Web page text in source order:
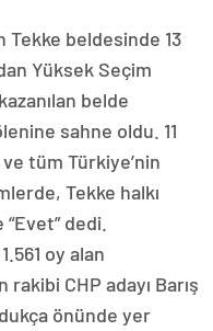
Tekke beldesinde 13
Yüksek Seçim
belde
sahne oldu. 11
ve tüm Türkiye’nin
Tekke halkı
dedi.
oy alan
CHP adayı Barış
önünde yer